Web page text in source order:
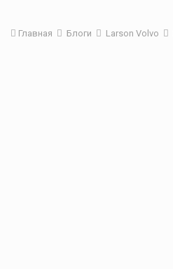
Главная Блоги Larson Volvo